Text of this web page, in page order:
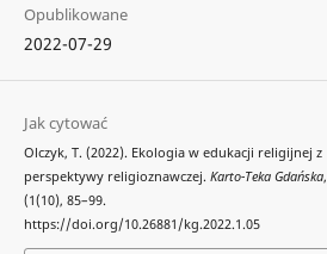
Opublikowane
2022-07-29
Jak cytować
Olczyk, T. (2022). Ekologia w edukacji religijnej z
perspektywy religioznawczej. Karto-Teka Gdańska,
(1(10), 85–99.
https://doi.org/10.26881/kg.2022.1.05